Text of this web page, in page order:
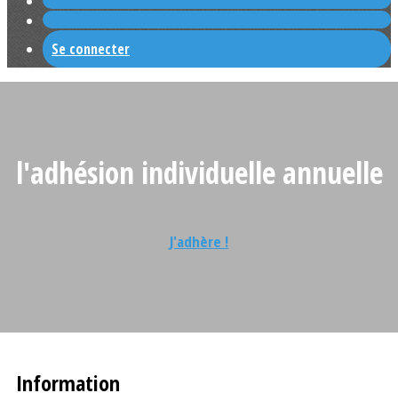
Se connecter
l'adhésion individuelle annuelle
J'adhère !
Information